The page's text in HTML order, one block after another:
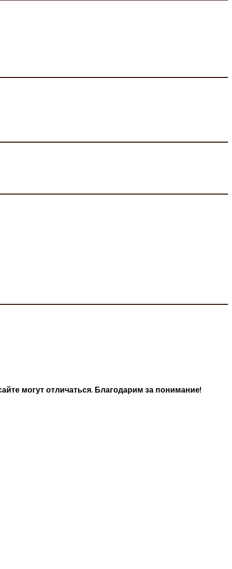
могут отличаться. Благодарим за понимание!